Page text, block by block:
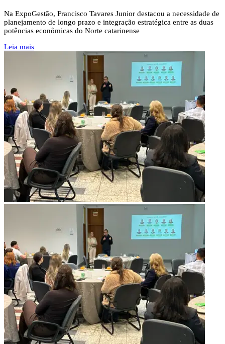
Na ExpoGestão, Francisco Tavares Junior destacou a necessidade de
planejamento de longo prazo e integração estratégica entre as duas
potências econômicas do Norte catarinense
Leia mais